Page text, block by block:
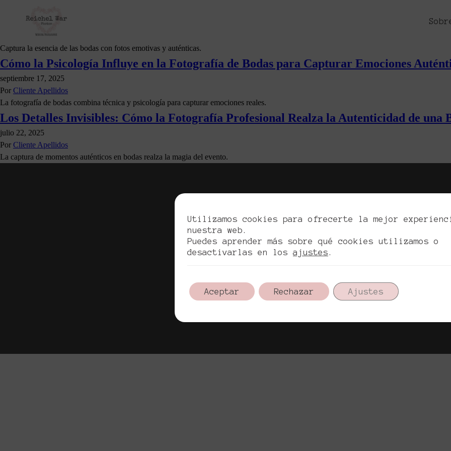
noviembre 13, 2025
Cliente Apellidos
Captura la esencia de las bodas con fotos emotivas y auténticas.
Cómo la Psicología Influye en la Fotografía de Bodas para Capturar Emociones
septiembre 17, 2025
Por Cliente Apellidos
La fotografía de bodas combina técnica y psicología para capturar emociones reales.
Los Detalles Invisibles: Cómo la Fotografía Profesional Realza la Autenticidad de una
julio 22, 2025
Por Cliente Apellidos
La captura de momentos auténticos en bodas realza la magia del evento.
Copyrights. Reichel War, 2026. Todos los derechos
Utilizamos cookies para ofrecerte la mejor
nuestra web.
Puedes aprender más sobre qué cookies utilizamos o
desactivarlas en losajustes.
Aceptar Rechazar Ajustes